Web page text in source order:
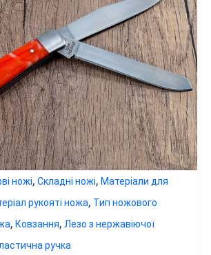
ножі, Складні ножі, Матеріали для
рукояті ножа, Тип ножового
, Ковзання, Лезо з нержавіючої
ручка